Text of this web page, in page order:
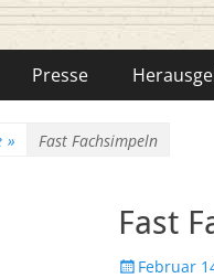
Presse
» Fast Fachsimpeln
Fast
Februar